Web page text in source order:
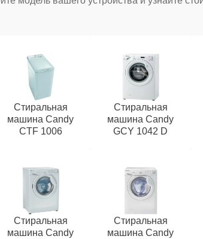
Стиральная
машина Candy
CTF 1006
Стиральная
машина Candy
GCY 1042 D
Стиральная
машина Candy
Стиральная
машина Candy